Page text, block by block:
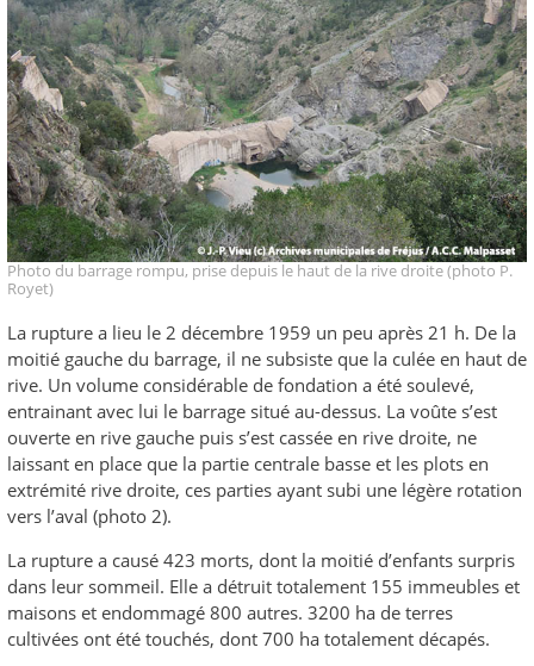
Photo du barrage rompu, prise depuis le haut de la rive droite (photo P.
Royet)
La rupture a lieu le 2 décembre 1959 un peu après 21 h. De la
moitié gauche du barrage, il ne subsiste que la culée en haut de
rive. Un volume considérable de fondation a été soulevé,
entrainant avec lui le barrage situé au-dessus. La voûte s’est
ouverte en rive gauche puis s’est cassée en rive droite, ne
laissant en place que la partie centrale basse et les plots en
extrémité rive droite, ces parties ayant subi une légère rotation
vers l’aval (photo 2).
La rupture a causé 423 morts, dont la moitié d’enfants surpris
dans leur sommeil. Elle a détruit totalement 155 immeubles et
maisons et endommagé 800 autres. 3200 ha de terres
cultivées ont été touchés, dont 700 ha totalement décapés.